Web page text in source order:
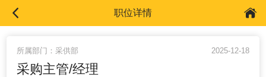
职位详情
所属部门：采供部 2025-12-18
采购主管/经理